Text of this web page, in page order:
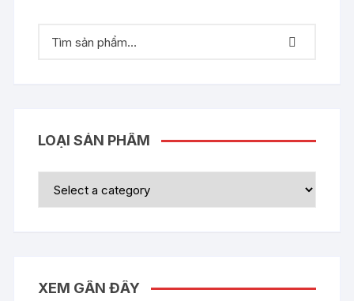
LOẠI SẢN PHẨM
XEM GẦN ĐÂY